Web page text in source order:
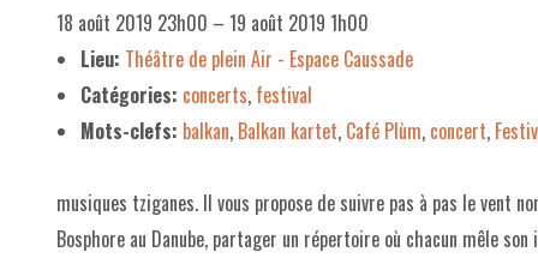
DÉTAIL DES ÉVÉNEMENTS
LA SAISON CULTURELLE
AMI·ES ARTISTES
LE CAFÉ/RESTO
18 août 2019 23h00 – 19 août 2019 1h00
Lieu: Théâtre de plein Air - Espace Caussade
Catégories: concerts, festival
Mots-clefs: balkan, Balkan kartet, Café Plùm, concert,
musiques tziganes. Il vous propose de suivre pas à pas le vent
Bosphore au Danube, partager un répertoire où chacun mêle